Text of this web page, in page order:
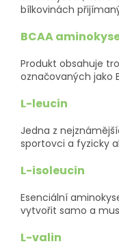
bílkovinách
BCAA
Produkt obsahuje
označovaných jako
L-leucin
Jedna z
sportovci a fyzicky
L-isoleucin
Esenciální
vytvořit samo a
L-valin